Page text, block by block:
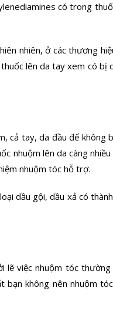
có trong
nhiên, ở các thương
lên da tay xem có bị
cả tay, da đầu để không
nhuộm lên da càng
nhuộm tóc hỗ trợ.
dầu gội, dầu xả có
lẽ việc nhuộm tóc
không nên nhuộm